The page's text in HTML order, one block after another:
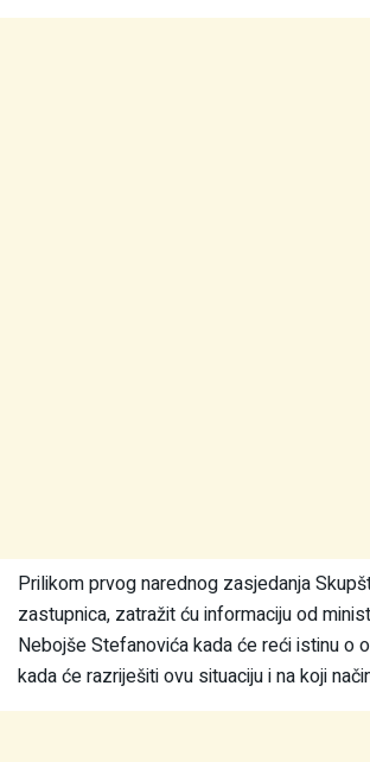
Prilikom prvog narednog zasjedanja
zastupnica, zatražit ću informaciju od
Nebojše Stefanovića kada će reći istinu o
kada će razriješiti ovu situaciju i na koji